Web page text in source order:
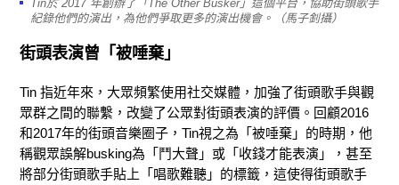
Tin於 2017 年創辦了「The Other Busker」這個平台，協助街頭歌手
紀錄他們的演出，為他們爭取更多的演出機會。（馬子釗攝）
街頭表演曾「被唾棄」
Tin 指近年來，大眾頻繁使用社交媒體，加強了街頭歌手與觀
眾群之間的聯繫，改變了公眾對街頭表演的評價。回顧2016
和2017年的街頭音樂圈子，Tin視之為「被唾棄」的時期，他
稱觀眾誤解busking為「鬥大聲」或「收錢才能表演」，甚至
將部分街頭歌手貼上「唱歌難聽」的標籤，這使得街頭歌手